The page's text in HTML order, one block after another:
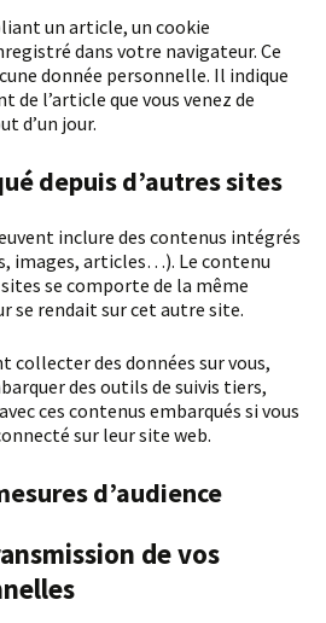
dans votre navigateur. Ce
donnée personnelle. Il indique
l’article que vous venez de
d’un jour.
depuis d’autres sites
images, articles…). Le contenu
se comporte de la même
se rendait sur cet autre site.
des outils de suivis tiers,
ces contenus embarqués si vous
sur leur site web.
d’audience
de vos